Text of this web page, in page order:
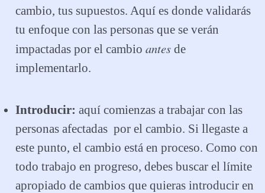
cambio, tus supuestos. Aquí es donde validarás
tu enfoque con las personas que se verán
impactadas por el cambio antes de
implementarlo.
Introducir: aquí comienzas a trabajar con las
personas afectadas por el cambio. Si llegaste a
este punto, el cambio está en proceso. Como con
todo trabajo en progreso, debes buscar el límite
apropiado de cambios que quieras introducir en